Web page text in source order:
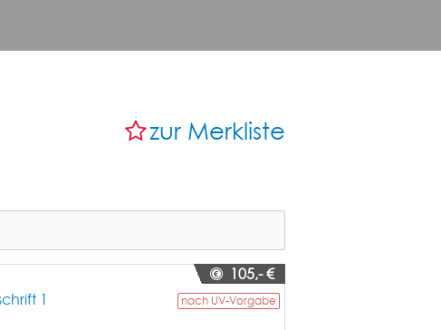
zur Merkliste
105,- €
nach UV-Vorgabe
1